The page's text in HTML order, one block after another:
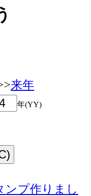
来年
年(YY)
ンプ作りまし